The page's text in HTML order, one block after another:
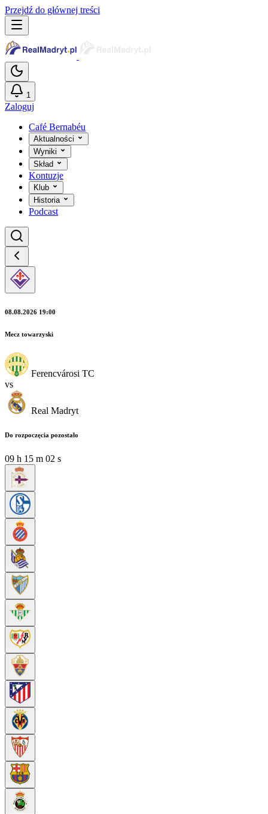
Przejdź do głównej treści
1
Zaloguj
Café Bernabéu
Aktualności
Wyniki
Skład
Kontuzje
Klub
Historia
Podcast
08.08.2026 19:00
Mecz towarzyski
Ferencvárosi TC
vs
Real Madryt
Do rozpoczęcia pozostało
09 h 15 m 02 s